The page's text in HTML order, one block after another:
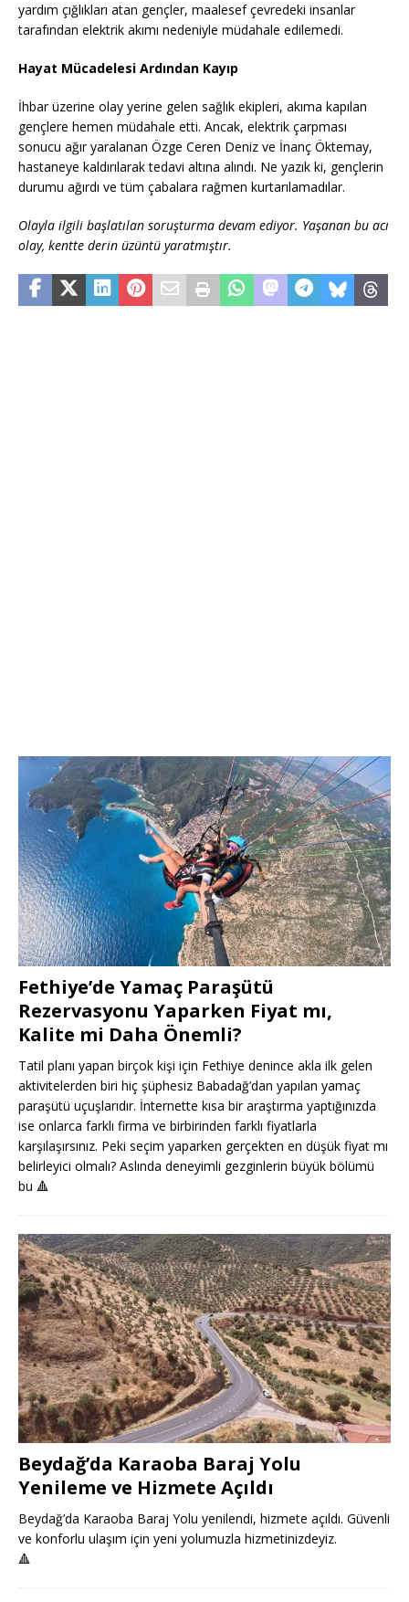
yardım çığlıkları atan gençler, maalesef çevredeki insanlar
tarafından elektrik akımı nedeniyle müdahale edilemedi.
Hayat Mücadelesi Ardından Kayıp
İhbar üzerine olay yerine gelen sağlık ekipleri, akıma kapılan
gençlere hemen müdahale etti. Ancak, elektrik çarpması
sonucu ağır yaralanan Özge Ceren Deniz ve İnanç Öktemay,
hastaneye kaldırılarak tedavi altına alındı. Ne yazık ki, gençlerin
durumu ağırdı ve tüm çabalara rağmen kurtarılamadılar.
Olayla ilgili başlatılan soruşturma devam ediyor. Yaşanan bu acı
olay, kentte derin üzüntü yaratmıştır.
Fethiye’de Yamaç Paraşütü
Rezervasyonu Yaparken Fiyat mı,
Kalite mi Daha Önemli?
Tatil planı yapan birçok kişi için Fethiye denince akla ilk gelen
aktivitelerden biri hiç şüphesiz Babadağ’dan yapılan yamaç
paraşütü uçuşlarıdır. İnternette kısa bir araştırma yaptığınızda
ise onlarca farklı firma ve birbirinden farklı fiyatlarla
karşılaşırsınız. Peki seçim yaparken gerçekten en düşük fiyat mı
belirleyici olmalı? Aslında deneyimli gezginlerin büyük bölümü
bu 🔺
Beydağ’da Karaoba Baraj Yolu
Yenileme ve Hizmete Açıldı
Beydağ’da Karaoba Baraj Yolu yenilendi, hizmete açıldı. Güvenli
ve konforlu ulaşım için yeni yolumuzla hizmetinizdeyiz.
🔺